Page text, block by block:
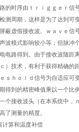
的时序由ｔｒｉｇｇｅｒ信
测周期，这样是为了达到可
蔽虚假接收波。ｗａｖｅ信
波模式影响较小等；但脉冲
电路得到。由于接收波随距
ｃ）技术，有利于获得精确
ｅｓｈｏｌｄ信号为自适应
期得到的精密峰值乘以一个
个接收波头（在本系统中，
了测量的精度。
计算和温度补偿